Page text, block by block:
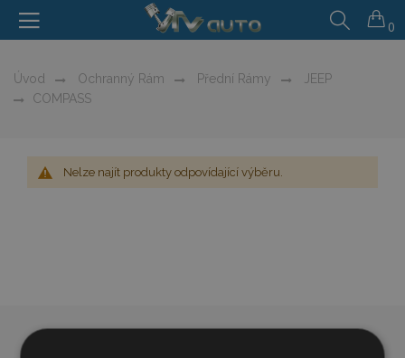
0
Úvod Ochranný Rám Přední Rámy
JEEP
COMPASS
Nelze najít produkty odpovídající výběru.